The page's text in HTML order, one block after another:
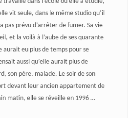
vit seule, dans le même studio qu’il
pas prévu d’arrêter de fumer. Sa vie
et la voilà à l’aube de ses quarante
aurait eu plus de temps pour se
aussi qu’elle aurait plus de
son père, malade. Le soir de son
devant leur ancien appartement de
matin, elle se réveille en 1996 …